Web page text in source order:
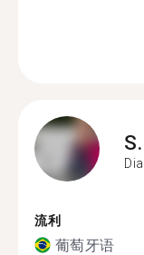
S.
流利
葡萄牙语